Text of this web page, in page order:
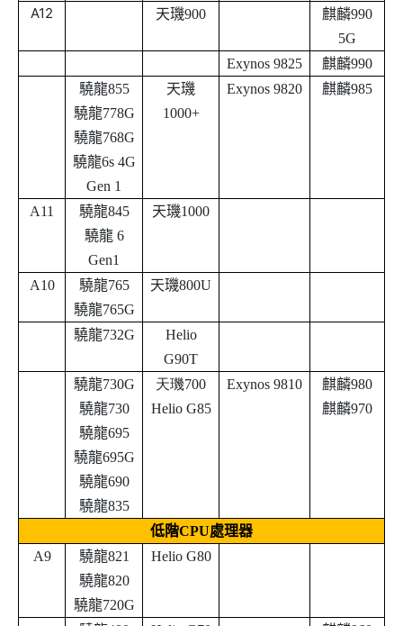
A12 天璣900
麒麟990
5G
Exynos 9825
麒麟990
驍龍855
驍龍778G
驍龍768G
驍龍6s 4G
Gen 1
天璣
1000+
Exynos 9820 麒麟985
A11
驍龍845
驍龍 6
Gen1
天璣1000
A10
驍龍765
驍龍765G
天璣800U
驍龍732G
Helio
G90T
驍龍730G
驍龍730
驍龍695
驍龍695G
驍龍690
驍龍835
天璣700
Helio G85
Exynos 9810
麒麟980
麒麟970
低階CPU處理器
A9
驍龍821
驍龍820
驍龍720G
Helio G80